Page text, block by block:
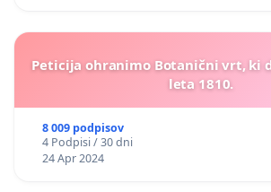
Peticija ohranimo Botanični vrt, ki
leta 1810.
8 009 podpisov
4 Podpisi / 30 dni
24 Apr 2024